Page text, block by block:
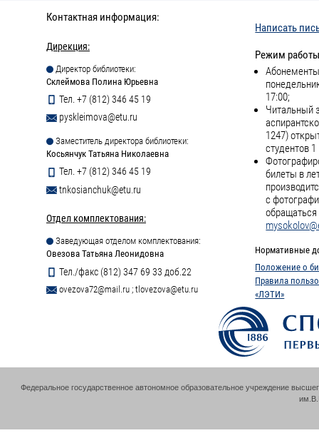
Контактная информация:
Дирекция:
Директор библиотеки:
Склеймова Полина Юрьевна
Тел. +7 (812) 346 45 19
pyskleimova@etu.ru
Заместитель директора библиотеки:
Косьянчук Татьяна Николаевна
Тел. +7 (812) 346 45 19
tnkosianchuk@etu.ru
Отдел комплектования:
Заведующая отделом комплектования:
Овезова Татьяна Леонидовна
Тел./факс (812) 347 69 33 доб.22
ovezova72@mail.ru ; tlovezova@etu.ru
Написать
Режим
17:00;
Читальный
1247)
студентов
билеты в
с
обращаться
Нормативные
Положение о
Правила
«ЛЭТИ»
Федеральное государственное автономное образовательное учреждение